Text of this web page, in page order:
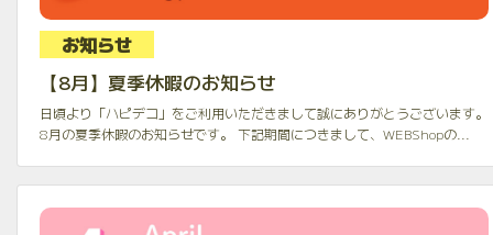
お知らせ
【8月】夏季休暇のお知らせ
日頃より「ハピデコ」をご利用いただきまして誠にありがとうございます。
8月の夏季休暇のお知らせです。 下記期間につきまして、WEBShopの...